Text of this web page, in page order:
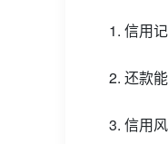
1. 信用
2. 还款
3. 信用